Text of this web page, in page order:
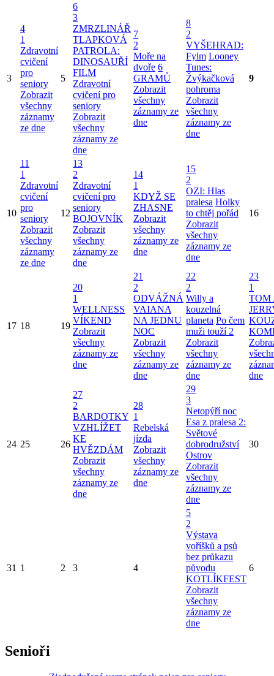
3
4
1
Zdravotní
cvičení
pro
seniory
Zobrazit
všechny
záznamy
ze dne
5
6
3
ZMRZLINÁŘ
TLAPKOVÁ
PATROLA:
DINOSAUŘÍ
FILM
Zdravotní
cvičení pro
seniory
Zobrazit
všechny
záznamy ze
dne
7
2
Moře na
dvoře 6
GRAMŮ
Zobrazit
všechny
záznamy ze
dne
8
2
VYŠEHRAD:
Fylm Looney
Tunes:
Žvýkačková
pohroma
Zobrazit
všechny
záznamy ze
dne
9
10
11
1
Zdravotní
cvičení
pro
seniory
Zobrazit
všechny
záznamy
ze dne
12
13
2
Zdravotní
cvičení pro
seniory
BOJOVNÍK
Zobrazit
všechny
záznamy ze
dne
14
1
KDYŽ SE
ZHASNE
Zobrazit
všechny
záznamy ze
dne
15
2
OZI: Hlas
pralesa Holky
to chtěj pořád
Zobrazit
všechny
záznamy ze
dne
16
17 18 19
20
1
WELLNESS
VÍKEND
Zobrazit
všechny
záznamy ze
dne
21
2
ODVÁŽNÁ
VAIANA
NA JEDNU
NOC
Zobrazit
všechny
záznamy ze
dne
22
2
Willy a
kouzelná
planeta Po čem
muži touží 2
Zobrazit
všechny
záznamy ze
dne
23
1
TOM
dne
24 25 26
27
2
BARDOTKY
VZHLÍŽET
KE
HVĚZDÁM
Zobrazit
všechny
záznamy ze
dne
28
1
Rebelská
jízda
Zobrazit
všechny
záznamy ze
dne
29
3
Netopýří noc
Esa z pralesa 2:
Světové
dobrodružství
Ostrov
Zobrazit
všechny
záznamy ze
dne
30
31 1 2 3 4
5
2
Výstava
voříšků a psů
bez průkazu
původu
KOTLÍKFEST
Zobrazit
všechny
záznamy ze
dne
6
Senioři